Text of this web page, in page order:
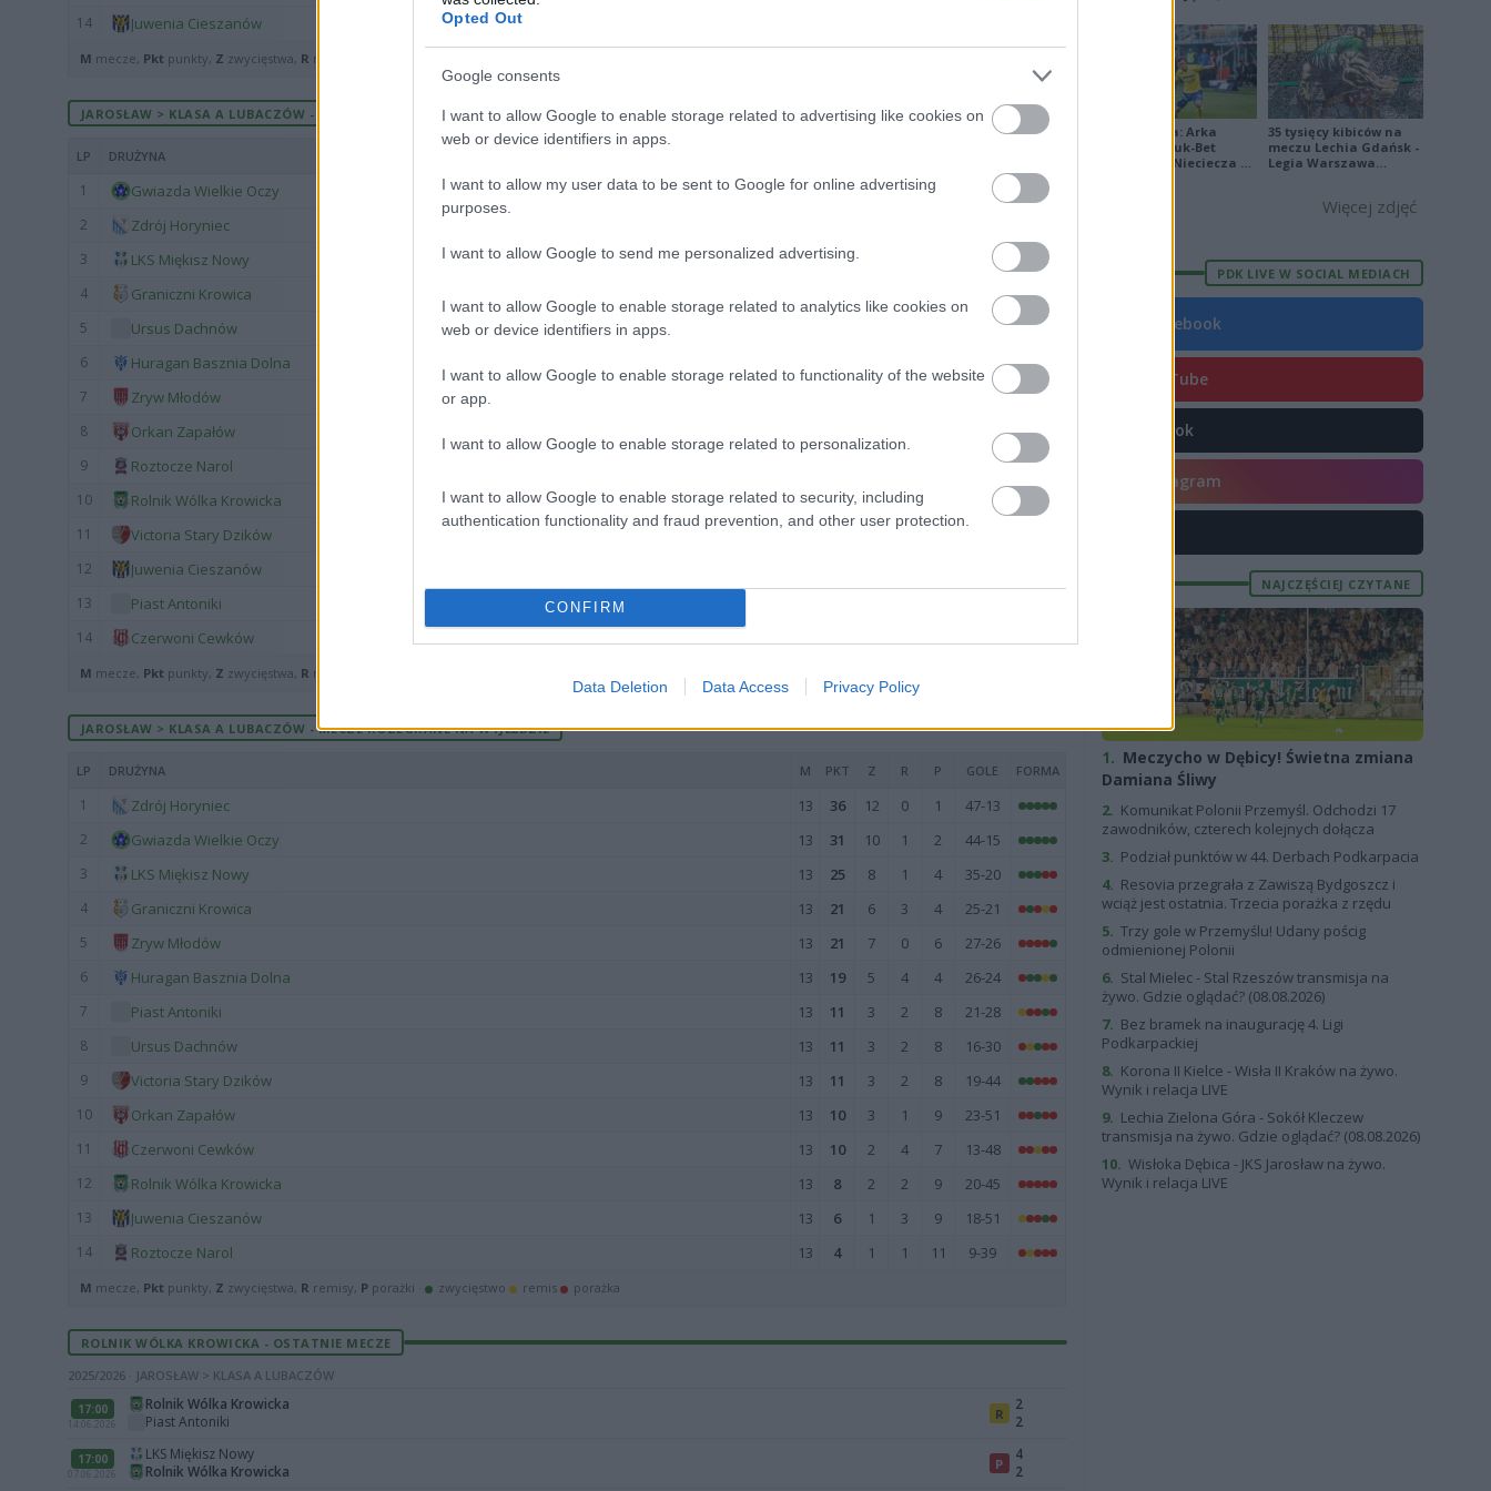
Opted Out
Google consents
I want to allow Google to enable storage related to advertising like cookies on
web or device identifiers in apps.
I want to allow my user data to be sent to Google for online advertising
purposes.
I want to allow Google to send me personalized advertising.
I want to allow Google to enable storage related to analytics like cookies on
web or device identifiers in apps.
I want to allow Google to enable storage related to functionality of the website
or app.
I want to allow Google to enable storage related to personalization.
I want to allow Google to enable storage related to security, including
authentication functionality and fraud prevention, and other user protection.
CONFIRM
Data Deletion Data Access Privacy Policy
14 Juwenia Cieszanów
M mecze, Pkt punkty, Z zwycięstwa, R remisy,
JAROSŁAW > KLASA A LUBACZÓW - MECZE ROZEGRANE U SIEBIE
LP DRUŻYNA
1 Gwiazda Wielkie Oczy 13 37 12 1 0 61-7
2 Zdrój Horyniec
3 LKS Miękisz Nowy 13 34 51-11
4 Graniczni Krowica 38-21
5 Ursus Dachnów 28-15
6 Huragan Basznia Dolna 37-16
7 Zryw Młodów 26-19
8 Orkan Zapałów 30-33
9 Roztocze Narol 15-35
10 Rolnik Wólka Krowicka 13 15 4 3 24-36
11 Victoria Stary Dzików
12 Juwenia Cieszanów
13 Piast Antoniki
14 Czerwoni Cewków
M mecze, Pkt punkty, Z zwycięstwa, R remisy,
JAROSŁAW > KLASA A LUBACZÓW - MECZE ROZEGRANE NA WYJEŹDZIE
LP DRUŻYNA M PKT Z R P GOLE FORMA
1 Zdrój Horyniec 13 36 12 0 1 47-13
2 Gwiazda Wielkie Oczy 13 31 10 1 2 44-15
3 LKS Miękisz Nowy 13 25 8 1 4 35-20
4 Graniczni Krowica 13 21 6 3 4 25-21
5 Zryw Młodów 13 21 7 0 6 27-26
6 Huragan Basznia Dolna 13 19 5 4 4 26-24
7 Piast Antoniki 13 11 3 2 8 21-28
8 Ursus Dachnów 13 11 3 2 8 16-30
9 Victoria Stary Dzików 13 11 3 2 8 19-44
10 Orkan Zapałów 13 10 3 1 9 23-51
11 Czerwoni Cewków 13 10 2 4 7 13-48
12 Rolnik Wólka Krowicka 13 8 2 2 9 20-45
13 Juwenia Cieszanów 13 6 1 3 9 18-51
14 Roztocze Narol 13 4 1 1 11 9-39
M mecze, Pkt punkty, Z zwycięstwa, R remisy, P porażki · zwycięstwo remis porażka
ROLNIK WÓLKA KROWICKA - OSTATNIE MECZE
2025/2026 · JAROSŁAW > KLASA A LUBACZÓW
17:00
14.06.2026
Rolnik Wólka Krowicka
Piast Antoniki
R
2
2
17:00
07.06.2026
LKS Miękisz Nowy
Rolnik Wólka Krowicka
P
4
2
Ekstraklasa: Arka
Gdynia - Bruk-Bet
Termalica Nieciecza 2-
35 tysięcy kibiców na
meczu Lechia Gdańsk -
Legia Warszawa
Więcej zdjęć
PDK LIVE W SOCIAL MEDIACH
Facebook
YouTube
TikTok
Instagram
NAJCZĘŚCIEJ CZYTANE
1. Meczycho w Dębicy! Świetna zmiana
Damiana Śliwy
2. Komunikat Polonii Przemyśl. Odchodzi 17
zawodników, czterech kolejnych dołącza
3. Podział punktów w 44. Derbach Podkarpacia
4. Resovia przegrała z Zawiszą Bydgoszcz i
wciąż jest ostatnia. Trzecia porażka z rzędu
5. Trzy gole w Przemyślu! Udany pościg
odmienionej Polonii
6. Stal Mielec - Stal Rzeszów transmisja na
żywo. Gdzie oglądać? (08.08.2026)
7. Bez bramek na inaugurację 4. Ligi
Podkarpackiej
8. Korona II Kielce - Wisła II Kraków na żywo.
Wynik i relacja LIVE
9. Lechia Zielona Góra - Sokół Kleczew
transmisja na żywo. Gdzie oglądać? (08.08.2026)
10. Wisłoka Dębica - JKS Jarosław na żywo.
Wynik i relacja LIVE